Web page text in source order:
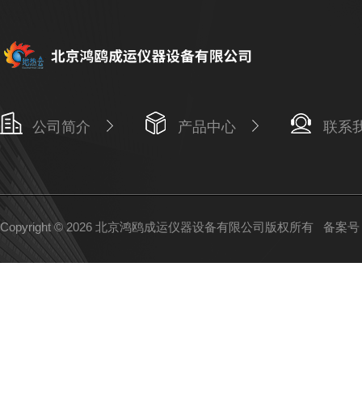
公司简介 产品中心 联系
Copyright © 2026 北京鸿鸥成运仪器设备有限公司版权所有 备案号